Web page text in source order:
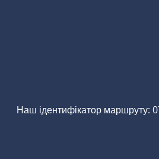
Наш ідентифікатор маршруту: